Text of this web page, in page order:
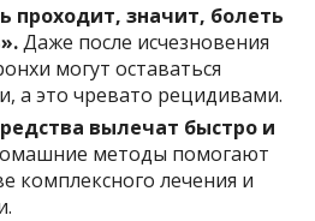
проходит, значит, болеть
Даже после исчезновения
могут оставаться
а это чревато рецидивами.
вылечат быстро и
методы помогают
комплексного лечения и